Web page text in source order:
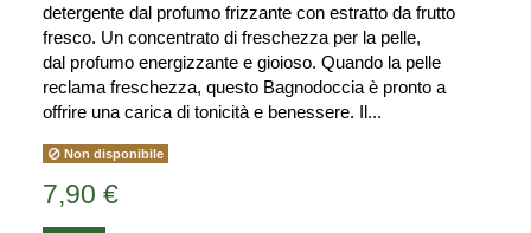
detergente dal profumo frizzante con estratto da frutto
fresco. Un concentrato di freschezza per la pelle,
dal profumo energizzante e gioioso. Quando la pelle
reclama freschezza, questo Bagnodoccia è pronto a
offrire una carica di tonicità e benessere. Il...
Non disponibile
7,90 €